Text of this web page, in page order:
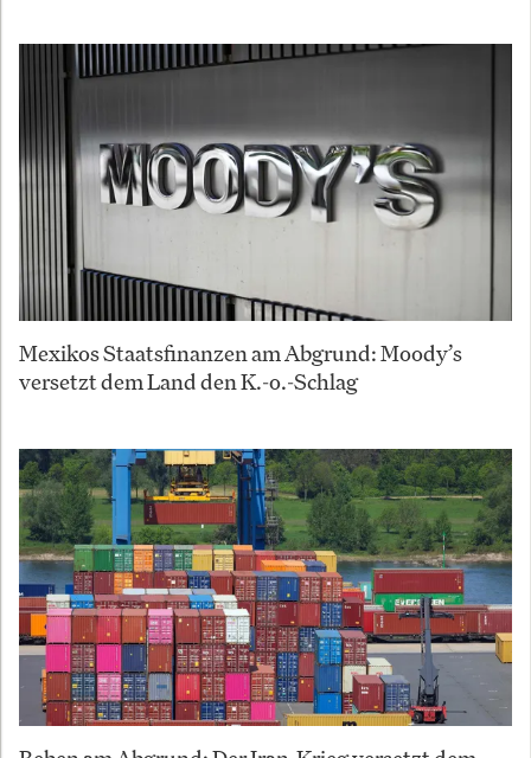
Mexikos Staatsfinanzen am Abgrund: Moody’s
versetzt dem Land den K.-o.-Schlag